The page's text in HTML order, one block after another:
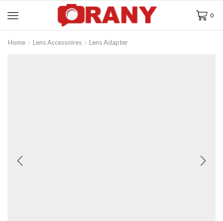
0
Home Lens Accessoires Lens Adapter